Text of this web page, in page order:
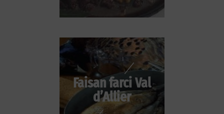
Faisan farci Val
d’Allier